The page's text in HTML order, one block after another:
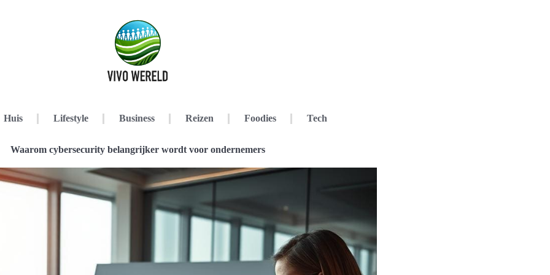
Huis Lifestyle Business Reizen Foodies Tech
Waarom cybersecurity belangrijker wordt voor ondernemers